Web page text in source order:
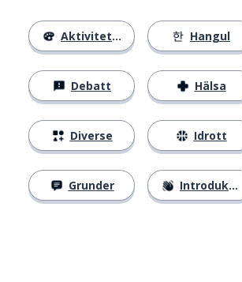
Aktiviteter
Debatt
Diverse
Grunder
Hangul
Hälsa
Idrott
Introduktion